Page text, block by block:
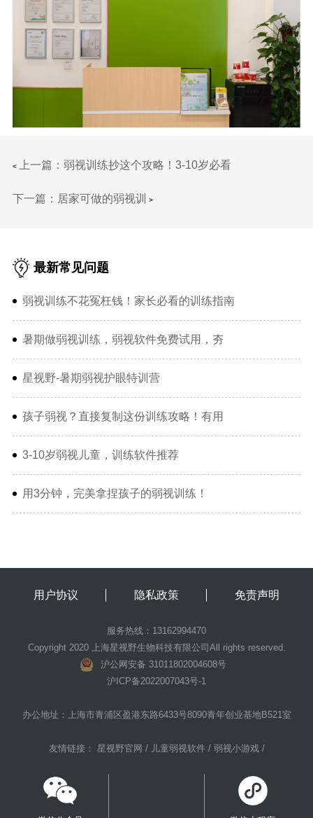
< 上一篇：弱视训练抄这个攻略！3-10岁必看
下一篇：居家可做的弱视训 >
最新常见问题
弱视训练不花冤枉钱！家长必看的训练指南
暑期做弱视训练，弱视软件免费试用，夯
星视野-暑期弱视护眼特训营
孩子弱视？直接复制这份训练攻略！有用
3-10岁弱视儿童，训练软件推荐
用3分钟，完美拿捏孩子的弱视训练！
用户协议 隐私政策 免责声明
服务热线：13162994470
Copyright 2020 上海星视野生物科技有限公司All rights reserved.
沪公网安备 31011802004608号
沪ICP备2022007043号-1
办公地址：上海市青浦区盈港东路6433号8090青年创业基地B521室
友情链接： 星视野官网 / 儿童弱视软件 / 弱视小游戏 /